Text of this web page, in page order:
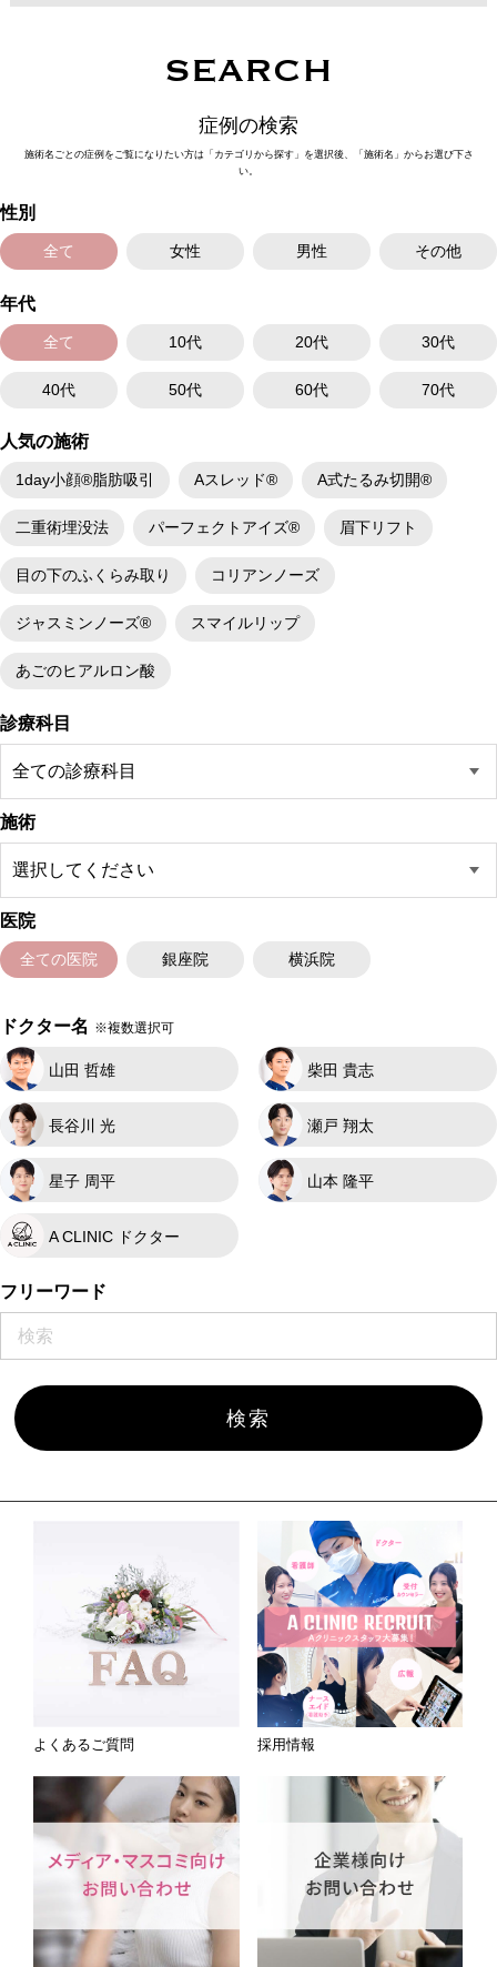
SEARCH
症例の検索
施術名ごとの症例をご覧になりたい方は「カテゴリから探す」を選択後、「施術名」からお選び下さ
い。
性別
全て 女性 男性 その他
年代
全て 10代 20代 30代
40代 50代 60代 70代
人気の施術
1day小顔®脂肪吸引 Aスレッド® A式たるみ切開®
二重術埋没法 パーフェクトアイズ® 眉下リフト
目の下のふくらみ取り コリアンノーズ
ジャスミンノーズ® スマイルリップ
あごのヒアルロン酸
診療科目
施術
医院
全ての医院 銀座院 横浜院
ドクター名 ※複数選択可
山田 哲雄 柴田 貴志
長谷川 光 瀬戸 翔太
星子 周平 山本 隆平
A CLINIC ドクター
フリーワード
よくあるご質問 採用情報